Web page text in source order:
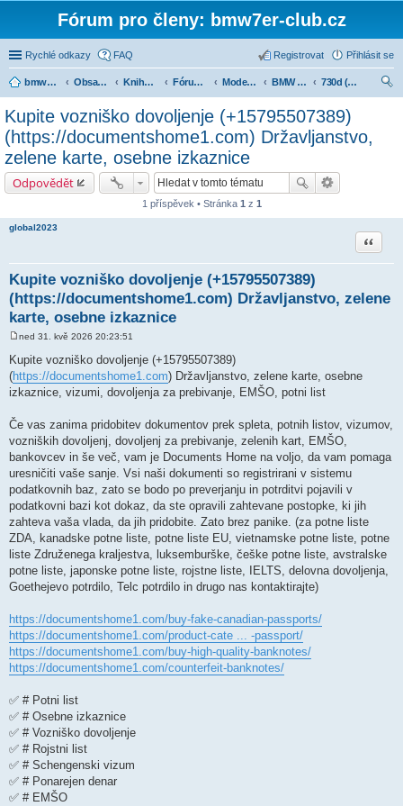
Fórum pro členy: bmw7er-club.cz
Rychlé odkazy FAQ Přihlásit se
Registrovat
bmw7er-club.cz Obsah fóra Knihovna Fórum 7er Modely BMW 7er BMW 7 e38 (1994-2001)
730d (1998-2001)
Kupite vozniško dovoljenje (+15795507389)
(https://documentshome1.com) Državljanstvo,
zelene karte, osebne izkaznice
Odpovědět
1 příspěvek • Stránka 1 z 1
global2023
Kupite vozniško dovoljenje (+15795507389)
(https://documentshome1.com) Državljanstvo, zelene
karte, osebne izkaznice
Citace
í
s
p
ě
k
ned 31. kvě 2026 20:23:51
Kupite vozniško dovoljenje (+15795507389)
(https://documentshome1.com) Državljanstvo, zelene karte, osebne
izkaznice, vizumi, dovoljenja za prebivanje, EMŠO, potni list
Če vas zanima pridobitev dokumentov prek spleta, potnih listov, vizumov,
vozniških dovoljenj, dovoljenj za prebivanje, zelenih kart, EMŠO,
bankovcev in še več, vam je Documents Home na voljo, da vam pomaga
uresničiti vaše sanje. Vsi naši dokumenti so registrirani v sistemu
podatkovnih baz, zato se bodo po preverjanju in potrditvi pojavili v
podatkovni bazi kot dokaz, da ste opravili zahtevane postopke, ki jih
zahteva vaša vlada, da jih pridobite. Zato brez panike. (za potne liste
ZDA, kanadske potne liste, potne liste EU, vietnamske potne liste, potne
liste Združenega kraljestva, luksemburške, češke potne liste, avstralske
potne liste, japonske potne liste, rojstne liste, IELTS, delovna dovoljenja,
Goethejevo potrdilo, Telc potrdilo in drugo nas kontaktirajte)
https://documentshome1.com/buy-fake-canadian-passports/
https://documentshome1.com/product-cate ... -passport/
https://documentshome1.com/buy-high-quality-banknotes/
https://documentshome1.com/counterfeit-banknotes/
✅ # Potni list
✅ # Osebne izkaznice
✅ # Vozniško dovoljenje
✅ # Rojstni list
✅ # Schengenski vizum
✅ # Ponarejen denar
✅ # EMŠO